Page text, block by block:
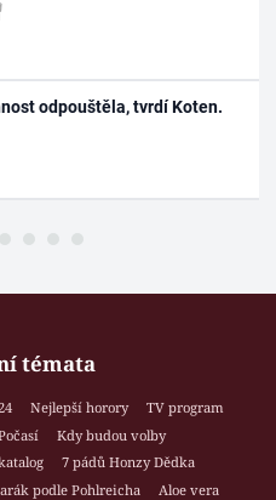
odpouštěla, tvrdí Koten.
témata
Nejlepší horory
TV program
Kdy budou volby
7 pádů Honzy Dědka
podle Pohlreicha
Aloe vera